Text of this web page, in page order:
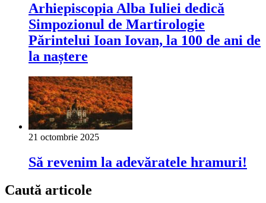
Arhiepiscopia Alba Iuliei dedică
Simpozionul de Martirologie
Părintelui Ioan Iovan, la 100 de ani de
la naștere
21 octombrie 2025
Să revenim la adevăratele hramuri!
Caută articole